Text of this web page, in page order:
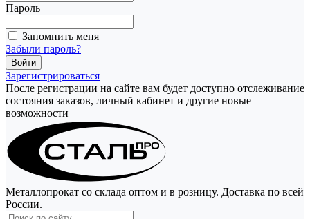
Пароль
Запомнить меня
Забыли пароль?
Зарегистрироваться
После регистрации на сайте вам будет доступно отслеживание
состояния заказов, личный кабинет и другие новые
возможности
Металлопрокат со склада оптом и в розницу. Доставка по всей
России.